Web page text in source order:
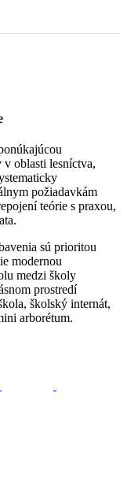
oblasti lesníctva,
požiadavkám
teórie s praxou,
sú prioritou
modernou
medzi školy
prostredí
školský internát,
arborétum.